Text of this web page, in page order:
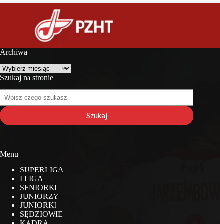
Archiwa
Archiwa
Szukaj na stronie
na
stronie
Szukaj
Menu
SUPERLIGA
I LIGA
SENIORKI
JUNIORZY
JUNIORKI
SĘDZIOWIE